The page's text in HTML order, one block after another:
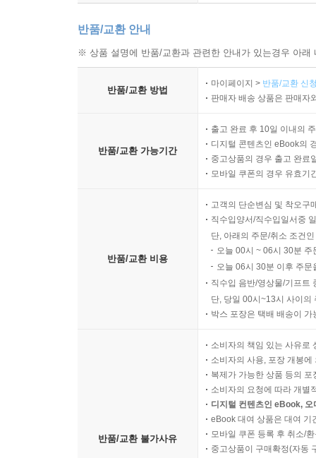
반품/교환 안내
※ 상품 설명에 반품/교환과 관련한 안내가 있는경우 아
반품/교환 방법
마이페이지 > 반품/교환 신
판매자 배송 상품은 판매자
반품/교환 가능기간
출고 완료 후 10일 이내의
디지털 콘텐츠인 eBook의
중고상품의 경우 출고 완료
모바일 쿠폰의 경우 유효기
반품/교환 비용
고객의 단순변심 및 착오구
직수입양서/직수입일서중
단, 아래의 주문/취소 조건
오늘 00시 ~ 06시 30분
오늘 06시 30분 이후 주
직수입 음반/영상물/기프트
단, 당일 00시~13시 사이의
박스 포장은 택배 배송이
반품/교환 불가사유
소비자의 책임 있는 사유로
소비자의 사용, 포장 개봉
복제가 가능한 상품 등의
소비자의 요청에 따라 개별
디지털 컨텐츠인 eBook,
eBook 대여 상품은 대여 기
모바일 쿠폰 등록 후 취소/
중고상품이 구매확정(자동